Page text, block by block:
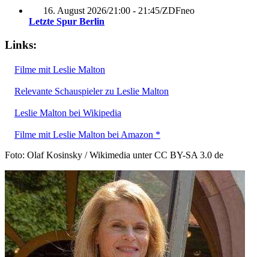
16. August 2026/21:00 - 21:45/ZDFneo
Letzte Spur Berlin
Links:
Filme mit Leslie Malton
Relevante Schauspieler zu Leslie Malton
Leslie Malton bei Wikipedia
Filme mit Leslie Malton bei Amazon *
Foto: Olaf Kosinsky / Wikimedia unter CC BY-SA 3.0 de